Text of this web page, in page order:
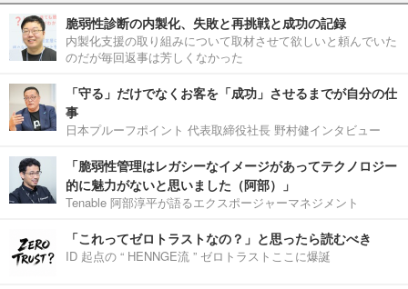
脆弱性診断の内製化、失敗と再挑戦と成功の記録
内製化支援の取り組みについて取材させて欲しいと頼んでいた
のだが毎回返事は芳しくなかった
「守る」だけでなくお客を「成功」させるまでが自分の仕
事
日本プルーフポイント 代表取締役社長 野村健インタビュー
「脆弱性管理はレガシーなイメージがあってテクノロジー
的に魅力がないと思いました（阿部）」
Tenable 阿部淳平が語るエクスポージャーマネジメント
「これってゼロトラストなの？」と思ったら読むべき
ID 起点の “ HENNGE流 ” ゼロトラストここに爆誕